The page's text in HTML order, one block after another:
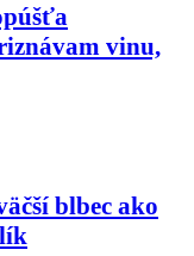
vinu,
blbec ako